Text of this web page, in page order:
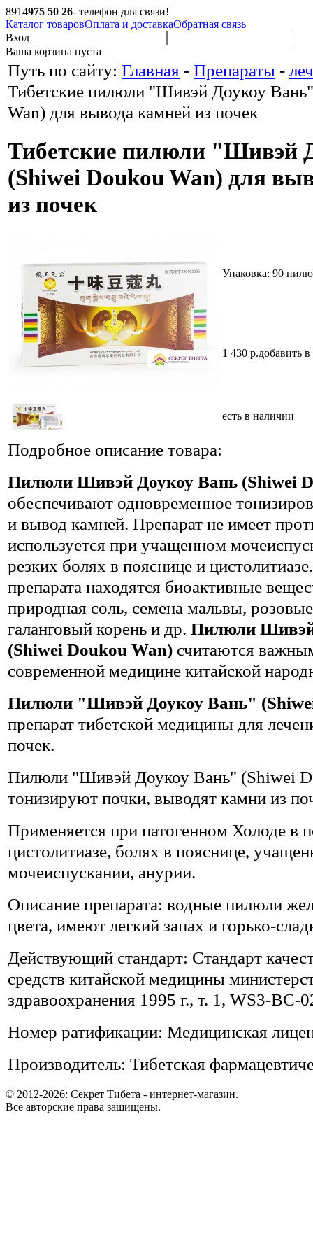
8914975 50 26- телефон для связи!
Каталог товаровОплата и доставкаОбратная связь
Вход
Ваша корзина пуста
Путь по сайту: Главная - Препараты -
Тибетские пилюли "Шивэй Доукоу
Wan) для вывода камней из почек
Тибетские пилюли "Шивэй
(Shiwei Doukou Wan) для
из почек
Упаковка: 90
1 430 р.добавить
есть в наличии
Подробное описание товара:
Пилюли Шивэй Доукоу Вань (Shiwei
обеспечивают одновременное
и вывод камней. Препарат не имеет
используется при учащенном
резких болях в пояснице и
препарата находятся биоактивные
природная соль, семена мальвы,
галанговый корень и др. Пилюли
(Shiwei Doukou Wan) считаются
современной медицине китайской
Пилюли "Шивэй Доукоу Вань"
препарат тибетской медицины для
почек.
Пилюли "Шивэй Доукоу Вань" (Shiwei
тонизируют почки, выводят камни из
Применяется при патогенном Холоде в
цистолитиазе, болях в пояснице,
мочеиспускании, анурии.
Описание препарата: водные пилюли
цвета, имеют легкий запах и горько-
Действующий стандарт: Стандарт
средств китайской медицины
здравоохранения 1995 г., т. 1, WS3-BC-
Номер ратификации: Медицинская
Производитель: Тибетская
© 2012-2026: Секрет Тибета - интернет-магазин.
Все авторские права защищены.